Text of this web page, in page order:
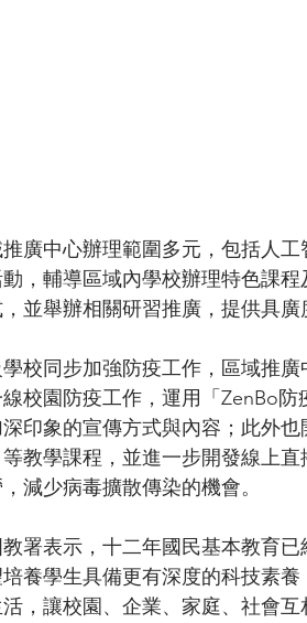
推廣中心辦理範圍多元，包括人
，輔導區域內學校辦理特色課
並舉辦相關研習推廣，提供具
校同步加強防疫工作，區域推
校園防疫工作，運用「ZenBo
印象的宣傳方式與內容；此外
教學課程，並進一步開發線上
減少病毒擴散傳染的機會。
署表示，十二年國民基本教育
養學生具備更有深度的科技素
，讓校園、企業、家庭、社會